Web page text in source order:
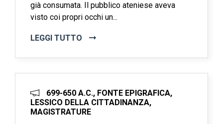
già consumata. Il pubblico ateniese aveva
visto coi propri occhi un...
LEGGI TUTTO
699-650 A.C., FONTE EPIGRAFICA,
LESSICO DELLA CITTADINANZA,
MAGISTRATURE